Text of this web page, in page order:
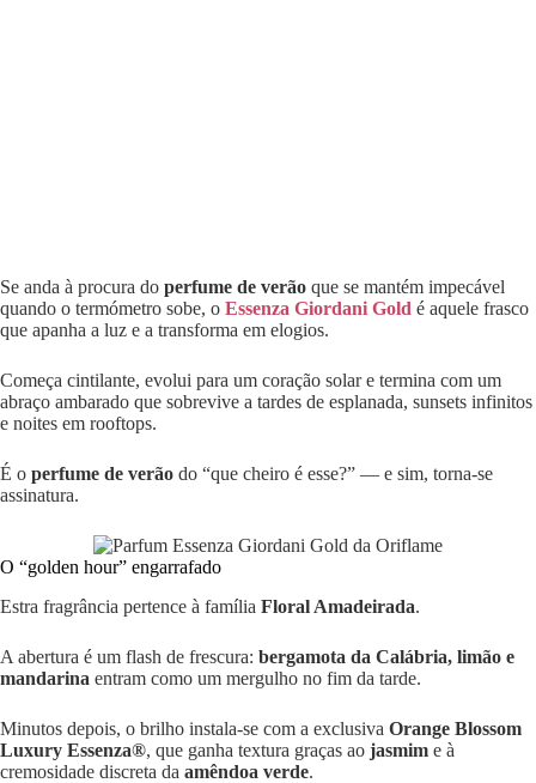
Se anda à procura do perfume de verão que se mantém impecável
quando o termómetro sobe, o Essenza Giordani Gold é aquele frasco
que apanha a luz e a transforma em elogios.
Começa cintilante, evolui para um coração solar e termina com um
abraço ambarado que sobrevive a tardes de esplanada, sunsets infinitos
e noites em rooftops.
É o perfume de verão do “que cheiro é esse?” — e sim, torna-se
assinatura.
O “golden hour” engarrafado
Estra fragrância pertence à família Floral Amadeirada.
A abertura é um flash de frescura: bergamota da Calábria, limão e
mandarina entram como um mergulho no fim da tarde.
Minutos depois, o brilho instala-se com a exclusiva Orange Blossom
Luxury Essenza®, que ganha textura graças ao jasmim e à
cremosidade discreta da amêndoa verde.